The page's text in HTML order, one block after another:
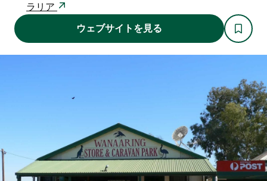
ラリア
ウェブサイトを見る